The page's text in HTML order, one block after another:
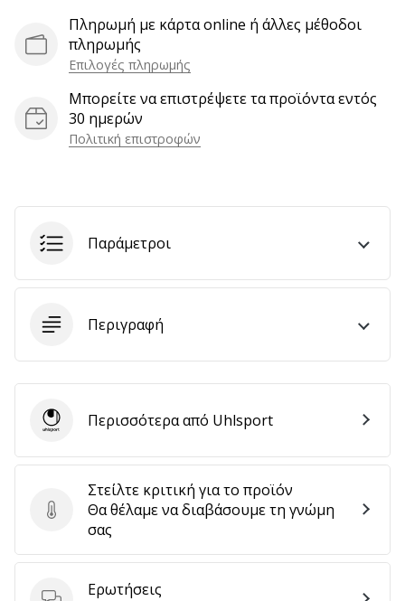
εμείς;
Γίνε
πρεσβευτής/
πρέσβειρα
της
μάρκας
όλων
άρθρων
Πληρωμή με κάρτα online ή άλλες μέθοδοι
πληρωμής
Επιλογές πληρωμής
Μπορείτε να επιστρέψετε τα προϊόντα εντός
30 ημερών
Πολιτική επιστροφών
Παράμετροι
Περιγραφή
Στείλτε κριτική για το προϊόν
Στείλτε κριτική για το προϊόν
Θα θέλαμε να διαβάσουμε τη γνώμη
σας
Ερωτήσεις
UhlsportΠερισσότερα από Uhlsport